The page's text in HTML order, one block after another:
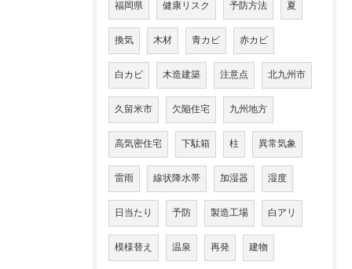
福岡県 健康リスク 予防方法 夏
換気 木材 青カビ 赤カビ
白カビ 木造建築 注意点 北九州市
久留米市 欠陥住宅 九州地方
高気密住宅 下駄箱 柱 異常気象
雷雨 線状降水帯 加湿器 湿度
日当たり 予防 製造工場 白アリ
模様替え 温泉 再発 建物